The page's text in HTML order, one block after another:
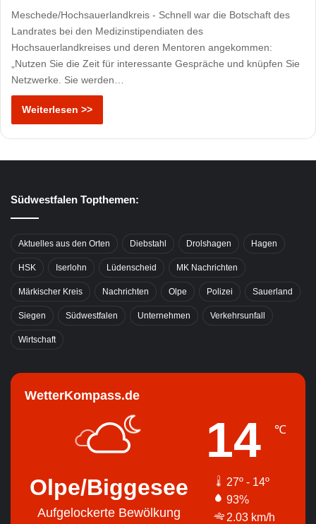
Meschede/Hochsauerlandkreis - Schnell war die Botschaft des
Landrates bei den Medizinstipendiaten des
Hochsauerlandkreises und deren Mentoren angekommen:
„Nutzen Sie die Zeit für interessante Gespräche und knüpfen Sie
Netzwerke. Sie werden…
Weiterlesen >>
Südwestfalen Topthemen:
Aktuelles aus den Orten Diebstahl Drolshagen Hagen
HSK Iserlohn Lüdenscheid MK Nachrichten
Märkischer Kreis Nachrichten Olpe Polizei Sauerland
Siegen Südwestfalen Unternehmen Verkehrsunfall
Wirtschaft
WetterKompass.de
Olpe/Biggesee
Aufgelockerte Bewölkung
14 ℃
27º - 14º
93%
2.03 km/h